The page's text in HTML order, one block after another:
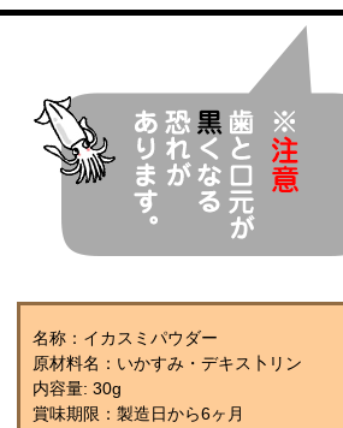
名称：イカスミパウダー
原材料名：いかすみ・デキス卜リン
内容量: 30g
賞味期限：製造日から6ヶ月